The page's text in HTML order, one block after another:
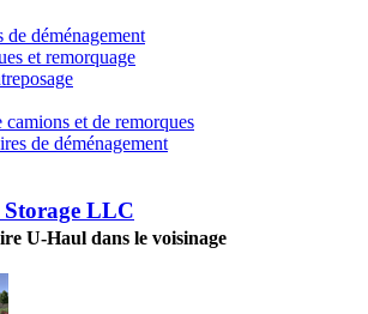
de déménagement
et remorquage
camions et de remorques
de déménagement
LLC
U-Haul dans le voisinage